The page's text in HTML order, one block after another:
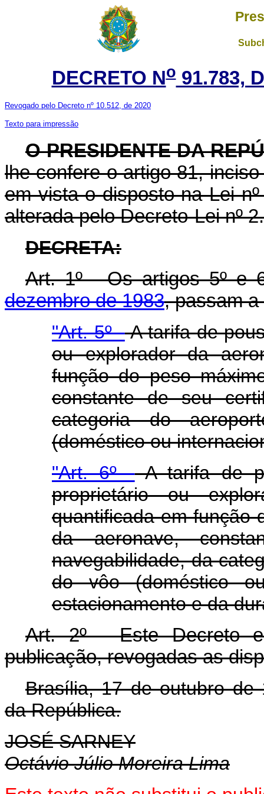
DECRETO No91.783,
Revogado pelo Decreto nº 10.512, de 2020
Texto para impressão
O PRESIDENTE DA
lhe confere o artigo 81,
em vista o disposto na Lei
alterada pelo Decreto-Lei nº
DECRETA:
Art. 1º - Os artigos 5º e
dezembro de 1983, passam
"Art. 5º -A tarifa de
ou explorador da
função do peso
constante de seu
categoria do
(doméstico ou
"Art. 6º -A tarifa de
proprietário ou
quantificada em função
da aeronave,
navegabilidade, da
do vôo (doméstico
estacionamento e da
Art. 2º - Este Decreto
publicação, revogadas as
Brasília, 17 de outubro de
da República.
JOSÉ SARNEY
Octávio Júlio Moreira Lima